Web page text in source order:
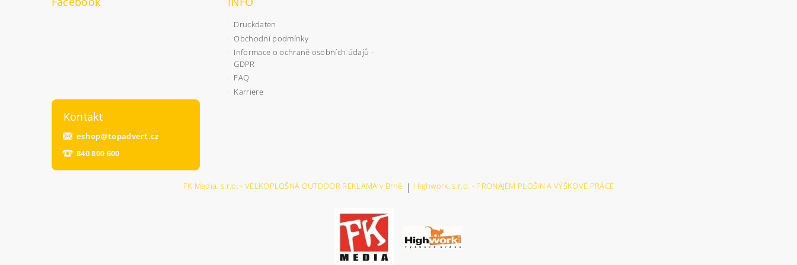
Druckdaten
Obchodní podmínky
Informace o ochraně osobních údajů -
GDPR
FAQ
Karriere
Kontakt
eshop@topadvert.cz
840 800 600
FK Media, s.r.o. - VELKOPLOŠNÁ OUTDOOR REKLAMA v Brně | Highwork, s.r.o. - PRONÁJEM PLOŠIN A VÝŠKOVÉ PRÁCE